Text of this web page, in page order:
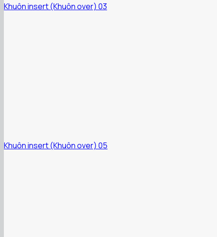
Khuôn insert (Khuôn over) 03
Khuôn insert (Khuôn over) 05